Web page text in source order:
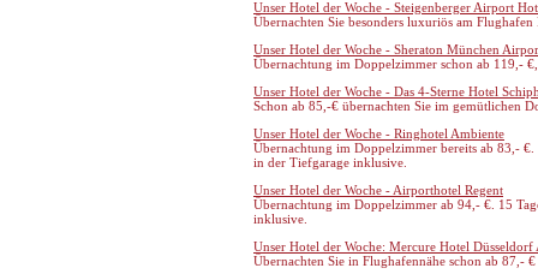
Unser Hotel der Woche - Steigenberger Airport
Übernachten Sie besonders luxuriös am
Unser Hotel der Woche - Sheraton München
Übernachtung im Doppelzimmer schon ab 119,-
Unser Hotel der Woche - Das 4-Sterne Hotel
Schon ab 85,-€ übernachten Sie im gemütlichen
Unser Hotel der Woche - Ringhotel Ambiente
Übernachtung im Doppelzimmer bereits ab 83,-
in der Tiefgarage inklusive.
Unser Hotel der Woche - Airporthotel Regent
Übernachtung im Doppelzimmer ab 94,- €. 15
inklusive.
Unser Hotel der Woche: Mercure Hotel
Übernachten Sie in Flughafennähe schon ab 87,-